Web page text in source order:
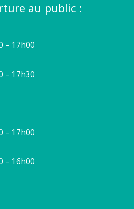
au public :
– 17h00
– 17h30
– 17h00
– 16h00